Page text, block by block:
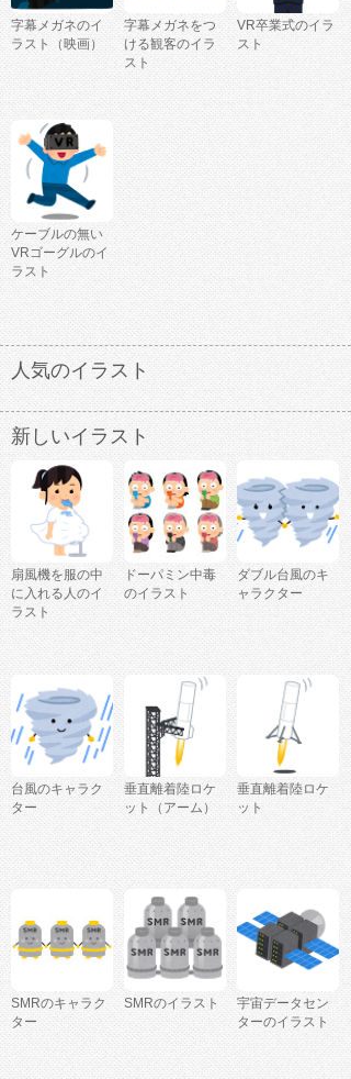
字幕メガネのイ
ラスト（映画）
字幕メガネをつ
ける観客のイラ
スト
VR卒業式のイラ
スト
ケーブルの無い
VRゴーグルのイ
ラスト
人気のイラスト
新しいイラスト
扇風機を服の中
に入れる人のイ
ラスト
ドーパミン中毒
のイラスト
ダブル台風のキ
ャラクター
台風のキャラク
ター
垂直離着陸ロケ
ット（アーム）
垂直離着陸ロケ
ット
SMRのキャラク
ター
SMRのイラスト
宇宙データセン
ターのイラスト